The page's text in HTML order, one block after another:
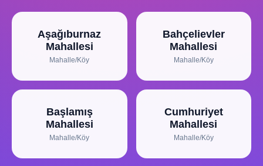
Aşağıburnaz
Mahallesi
Mahalle/Köy
Bahçelievler
Mahallesi
Mahalle/Köy
Başlamış
Mahallesi
Mahalle/Köy
Cumhuriyet
Mahallesi
Mahalle/Köy